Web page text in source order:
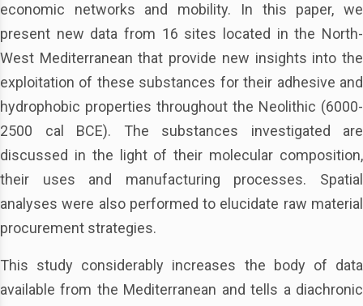
economic networks and mobility. In this paper, we
present new data from 16 sites located in the North-
West Mediterranean that provide new insights into the
exploitation of these substances for their adhesive and
hydrophobic properties throughout the Neolithic (6000-
2500 cal BCE). The substances investigated are
discussed in the light of their molecular composition,
their uses and manufacturing processes. Spatial
analyses were also performed to elucidate raw material
procurement strategies.
This study considerably increases the body of data
available from the Mediterranean and tells a diachronic